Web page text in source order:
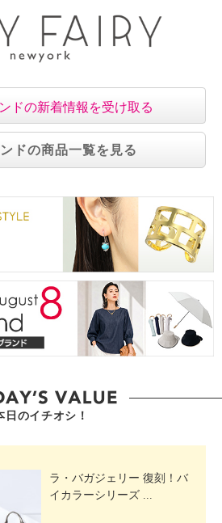
ドの新着情報を受け取る
ドの商品一覧を見る
日のイチオシ！
ラ・バガジェリー 復刻！バ
イカラーシリーズ ...